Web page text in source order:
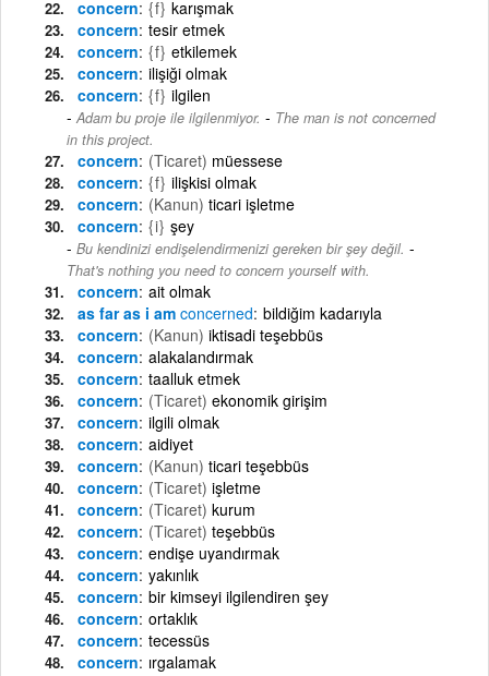
concern {f} karışmak
concern tesir etmek
concern {f} etkilemek
concern ilişiği olmak
concern {f} ilgilen
Adam bu proje ile ilgilenmiyor. - The man is not concerned
in this project.
concern (Ticaret) müessese
concern {f} ilişkisi olmak
concern (Kanun) ticari işletme
concern {i} şey
Bu kendinizi endişelendirmenizi gereken bir şey değil. -
That's nothing you need to concern yourself with.
concern ait olmak
as far as i am concerned bildiğim kadarıyla
concern (Kanun) iktisadi teşebbüs
concern alakalandırmak
concern taalluk etmek
concern (Ticaret) ekonomik girişim
concern ilgili olmak
concern aidiyet
concern (Kanun) ticari teşebbüs
concern (Ticaret) işletme
concern (Ticaret) kurum
concern (Ticaret) teşebbüs
concern endişe uyandırmak
concern yakınlık
concern bir kimseyi ilgilendiren şey
concern ortaklık
concern tecessüs
concern ırgalamak